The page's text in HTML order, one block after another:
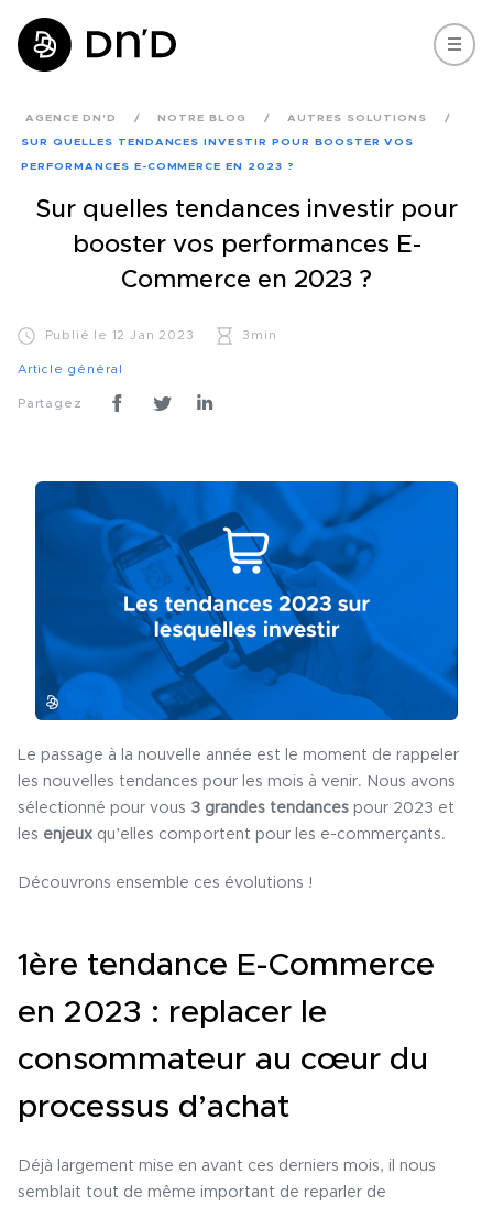
AGENCE DN'D NOTRE BLOG AUTRES SOLUTIONS
SUR QUELLES TENDANCES INVESTIR POUR BOOSTER VOS
PERFORMANCES E-COMMERCE EN 2023 ?
Sur quelles tendances investir pour
booster vos performances E-
Commerce en 2023 ?
Publié le 12 Jan 2023 3min
Article général
Partagez
Le passage à la nouvelle année est le moment de rappeler
les nouvelles tendances pour les mois à venir. Nous avons
sélectionné pour vous 3 grandes tendances pour 2023 et
les enjeux qu’elles comportent pour les e-commerçants.
Découvrons ensemble ces évolutions !
1ère tendance E-Commerce
en 2023 : replacer le
consommateur au cœur du
processus d’achat
Déjà largement mise en avant ces derniers mois, il nous
semblait tout de même important de reparler de